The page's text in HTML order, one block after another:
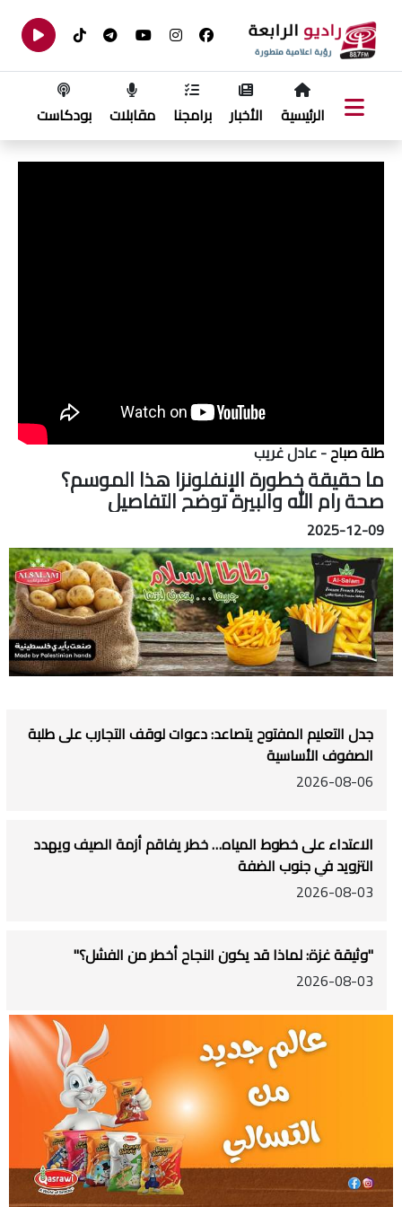
الرئيسية الأخبار برامجنا مقابلات بودكاست
طلة صباح- عادل غريب
ما حقيقة خطورة الإنفلونزا هذا الموسم؟
صحة رام الله والبيرة توضح التفاصيل
2025-12-09
جدل التعليم المفتوح يتصاعد: دعوات لوقف التجارب على طلبة
الصفوف الأساسية
2026-08-06
الاعتداء على خطوط المياه… خطر يفاقم أزمة الصيف ويهدد
التزويد في جنوب الضفة
2026-08-03
"وثيقة غزة: لماذا قد يكون النجاح أخطر من الفشل؟"
2026-08-03